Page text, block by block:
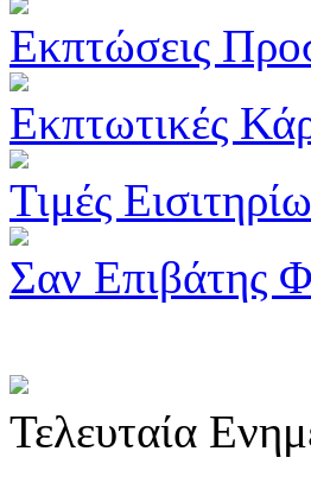
Εκπτώσεις
Εκπτωτικές
Τιμές
Σαν Επιβάτης
Τελευταία